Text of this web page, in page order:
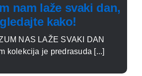
nam laže svaki dan,
kako!
NAS LAŽE SVAKI DAN
kolekcija je predrasuda [...]